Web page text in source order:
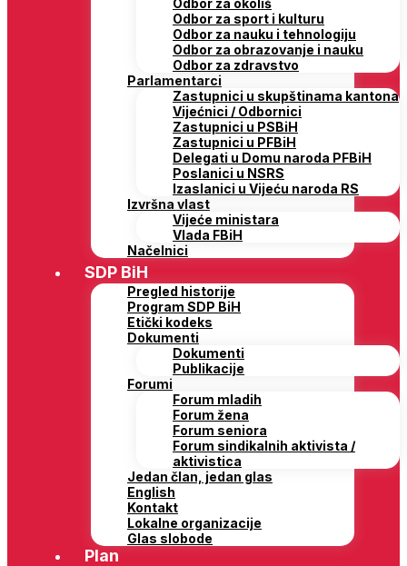
Odbor za okoliš
Odbor za sport i kulturu
Odbor za nauku i tehnologiju
Odbor za obrazovanje i nauku
Odbor za zdravstvo
Parlamentarci
Zastupnici u skupštinama kantona
Vijećnici / Odbornici
Zastupnici u PSBiH
Zastupnici u PFBiH
Delegati u Domu naroda PFBiH
Poslanici u NSRS
Izaslanici u Vijeću naroda RS
Izvršna vlast
Vijeće ministara
Vlada FBiH
Načelnici
SDP BiH
Pregled historije
Program SDP BiH
Etički kodeks
Dokumenti
Dokumenti
Publikacije
Forumi
Forum mladih
Forum žena
Forum seniora
Forum sindikalnih aktivista /
aktivistica
Jedan član, jedan glas
English
Kontakt
Lokalne organizacije
Glas slobode
Plan